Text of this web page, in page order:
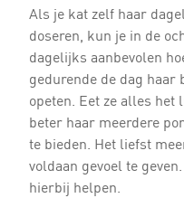
Als je kat zelf haar
doseren, kun je in de
dagelijks aanbevolen
gedurende de dag haar
opeten. Eet ze alles het
beter haar meerdere
te bieden. Het liefst
voldaan gevoel te
hierbij helpen.